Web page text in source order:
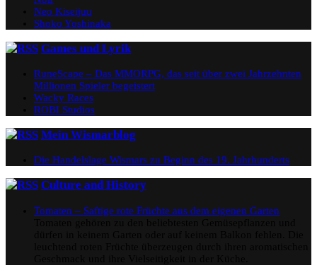
Neo Kiseijuu
Shoko Yoshinaka
Games und Lyrik
RuneScape – Das MMORPG, das seit über zwei Jahrzehnten
Millionen Spieler begeistert
Wacky Races
ROBI Studios
Mein Wismarblog
Die Handelslage Wismars zu Beginn des 19. Jahrhunderts
Culture and History
Tomaten – Saftige rote Früchte aus dem eigenen Garten